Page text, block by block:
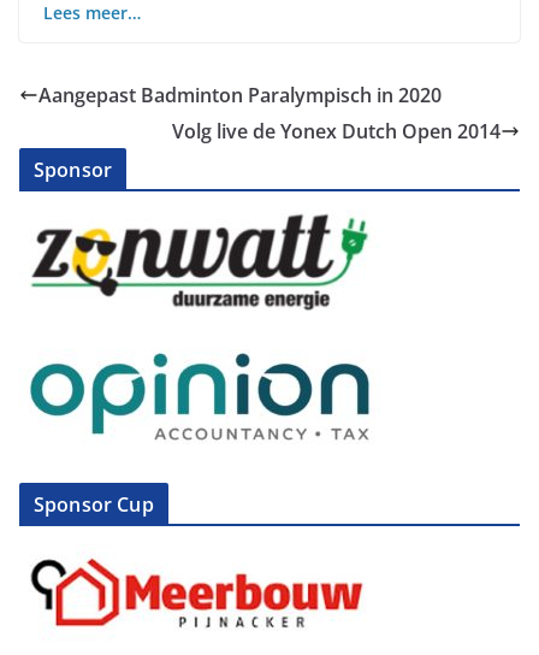
Lees meer…
Aangepast Badminton Paralympisch in 2020
Volg live de Yonex Dutch Open 2014
Sponsor
Sponsor Cup